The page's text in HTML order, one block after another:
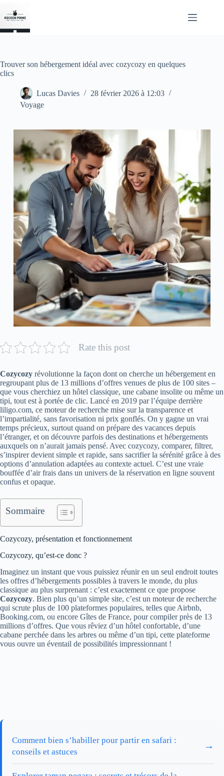
contenu
Trouver son hébergement idéal avec cozycozy en quelques
clics
Lucas Davies
28 février 2026 à 12:03
Voyage
Rate this post
Cozycozy révolutionne la façon dont on cherche un hébergement en
regroupant plus de 13 millions d’offres venues de plus de 100 sites –
que vous cherchiez un hôtel classique, une cabane insolite ou même un
tipi, tout est à portée de clic. Lancé en 2019 par l’équipe derrière
liligo.com, ce moteur de recherche mise sur la transparence et
l’impartialité, sans favorisation ni prix gonflés. On y gagne un vrai
temps précieux, surtout quand on prépare des vacances depuis
l’étranger, et on découvre parfois des destinations et hébergements
auxquels on n’aurait jamais pensé. Avec cozycozy, comparer, filtrer,
s’inspirer devient simple et rapide, sans sacrifier la sérénité grâce à des
options d’annulation adaptées au contexte actuel. C’est une vraie
bouffée d’air frais dans un univers de la réservation en ligne souvent
confus et opaque.
Sommaire
Cozycozy, présentation et fonctionnement
Cozycozy, qu’est-ce donc ?
Imaginez un instant que vous puissiez réunir en un seul endroit toutes
les offres d’hébergements possibles à travers le monde, du plus
classique au plus surprenant : c’est exactement ce que propose
Cozycozy. Bien plus qu’un simple site, c’est un moteur de recherche
qui scrute plus de 100 plateformes populaires, telles que Airbnb,
Booking.com, ou encore Gîtes de France, pour compiler près de 13
millions d’offres. Que vous rêviez d’un hôtel confortable, d’une
cabane perchée dans les arbres ou même d’un tipi, cette plateforme
vous ouvre un éventail de possibilités impressionnant !
Comment bien s’habiller pour partir en safari :
conseils et astuces
→